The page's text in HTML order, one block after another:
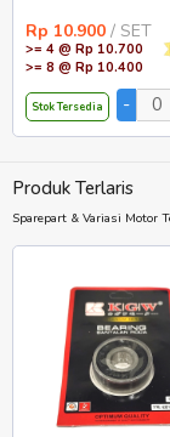
Rp 10.900 / SET
>= 4 @ Rp 10.700
>= 8 @ Rp 10.400
Stok Tersedia
Produk Terlaris
Sparepart & Variasi Motor